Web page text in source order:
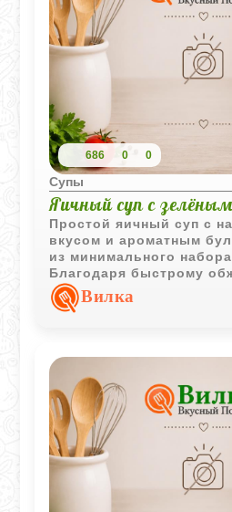
686 0 0
Супы
Яичный суп с
Простой яичный суп с
вкусом и ароматным
из минимального
Благодаря быстрому
суп получается
текстурой и ярким
Вилка